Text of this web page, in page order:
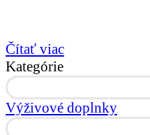
Čítať viac
Kategórie
Výživové doplnky